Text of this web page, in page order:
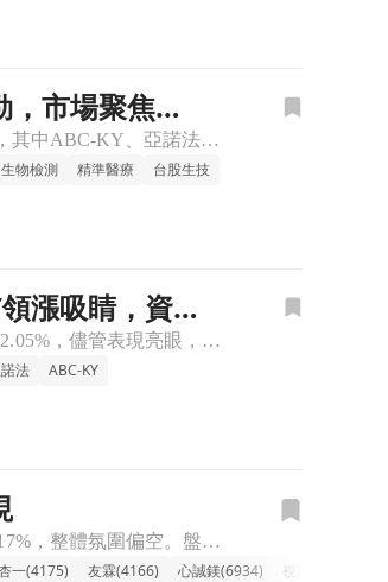
市場聚焦精
🔸生物檢測族群上漲，多頭買氣推升類股表現。 今日台股生物檢測族群表現亮眼，類股漲幅達3.04%，其中ABC-KY、亞諾法、瑞基等個股漲勢尤其突出，帶動整體類股向上。觀察盤面，這波上攻主要是受到市場資
生物檢測 精準醫療 台股生技
漲吸睛，資金
🔸生物檢測族群震盪走高，焦點股領軍攻勢確立 生物檢測類股今日盤中表現活躍，整體類股漲幅達到2.05%，儘管表現亮眼，但個股走勢卻相當分歧。其中，亞諾法盤中一度逼近漲停，終場勁揚逾7.13%，ABC-
法 ABC-KY
🔸傳產生技族群下跌，普遍承壓多檔個股跌勢顯著 今日傳產生技類股表現相對疲軟，類股指數下挫2.17%，整體氛圍偏空。盤面上，包括漢達、共信-KY、金穎生技、泰宗及藥華藥等多檔個股跌幅擴大，拖累類股表現
一(4175) 友霖(4166) 心誠鎂(6934) 視陽(6782)